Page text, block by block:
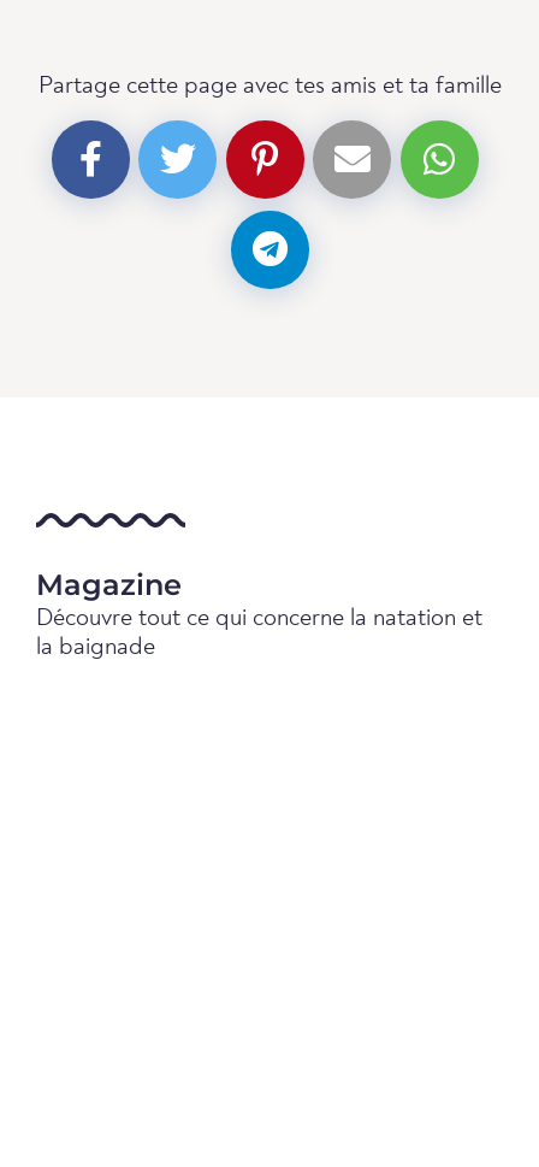
Partage cette page avec tes amis et ta famille
Magazine
Découvre tout ce qui concerne la natation et
la baignade